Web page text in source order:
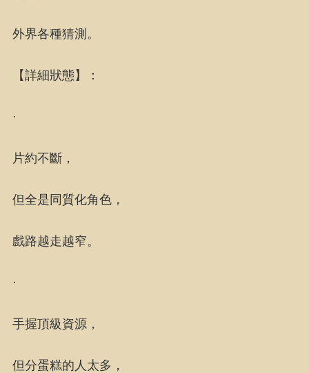
外界各種猜測。
【詳細狀態】：
·
片約不斷，
但全是同質化角色，
戲路越走越窄。
·
手握頂級資源，
但分蛋糕的人太多，